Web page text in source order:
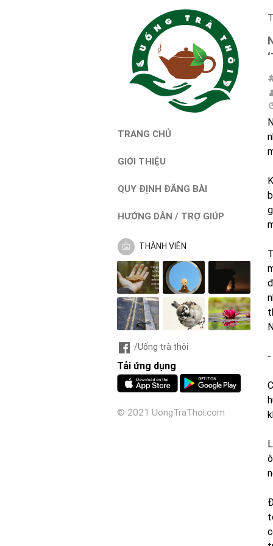
TRANG CHỦ
GIỚI THIỆU
QUY ĐỊNH ĐĂNG BÀI
HƯỚNG DẪN / TRỢ GIÚP
THÀNH VIÊN
/Uống trà thôi
Tải ứng dụng
© 2021 UongTraThoi.com